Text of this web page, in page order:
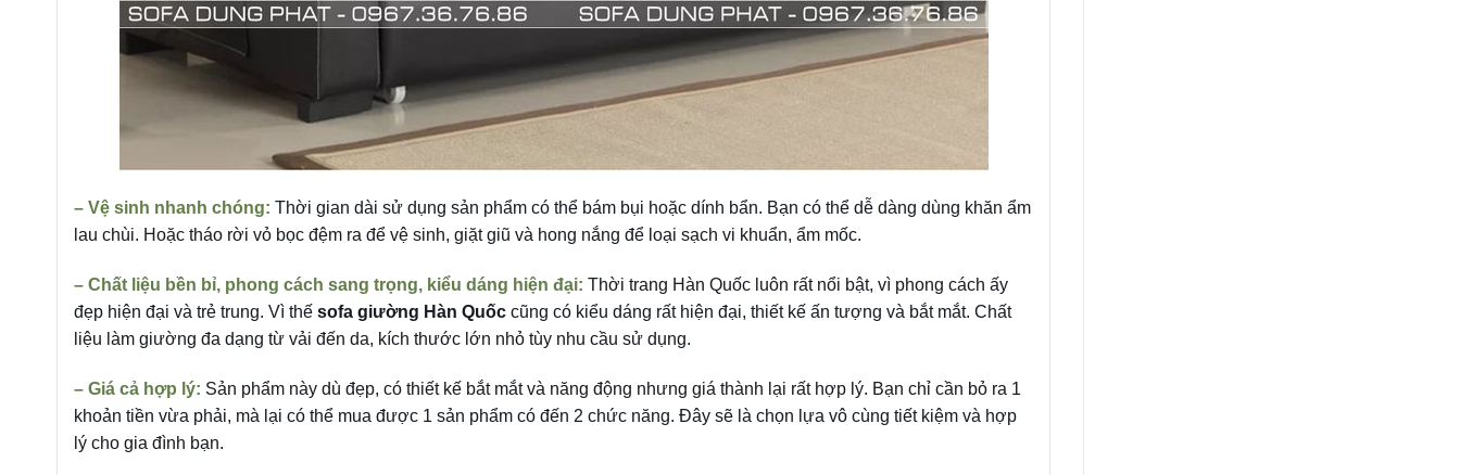
– Vệ sinh nhanh chóng: Thời gian dài sử dụng sản phẩm có thể bám bụi hoặc dính bẩn. Bạn có thể dễ dàng dùng khăn ẩm
lau chùi. Hoặc tháo rời vỏ bọc đệm ra để vệ sinh, giặt giũ và hong nắng để loại sạch vi khuẩn, ẩm mốc.
– Chất liệu bền bỉ, phong cách sang trọng, kiểu dáng hiện đại: Thời trang Hàn Quốc luôn rất nổi bật, vì phong cách ấy
đẹp hiện đại và trẻ trung. Vì thế sofa giường Hàn Quốc cũng có kiểu dáng rất hiện đại, thiết kế ấn tượng và bắt mắt. Chất
liệu làm giường đa dạng từ vải đến da, kích thước lớn nhỏ tùy nhu cầu sử dụng.
– Giá cả hợp lý: Sản phẩm này dù đẹp, có thiết kế bắt mắt và năng động nhưng giá thành lại rất hợp lý. Bạn chỉ cần bỏ ra 1
khoản tiền vừa phải, mà lại có thể mua được 1 sản phẩm có đến 2 chức năng. Đây sẽ là chọn lựa vô cùng tiết kiệm và hợp
lý cho gia đình bạn.